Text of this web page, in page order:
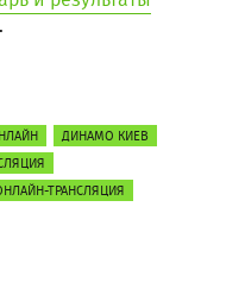
ДИНАМО КИЕВ
ТРАНСЛЯЦИЯ